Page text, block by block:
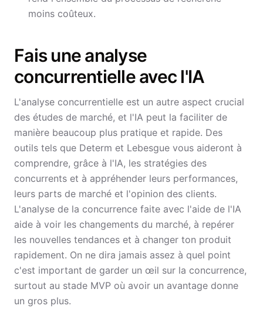
moins coûteux.
Fais une analyse
concurrentielle avec l'IA
L'analyse concurrentielle est un autre aspect crucial
des études de marché, et l'IA peut la faciliter de
manière beaucoup plus pratique et rapide. Des
outils tels que Determ et Lebesgue vous aideront à
comprendre, grâce à l'IA, les stratégies des
concurrents et à appréhender leurs performances,
leurs parts de marché et l'opinion des clients.
L'analyse de la concurrence faite avec l'aide de l'IA
aide à voir les changements du marché, à repérer
les nouvelles tendances et à changer ton produit
rapidement. On ne dira jamais assez à quel point
c'est important de garder un œil sur la concurrence,
surtout au stade MVP où avoir un avantage donne
un gros plus.